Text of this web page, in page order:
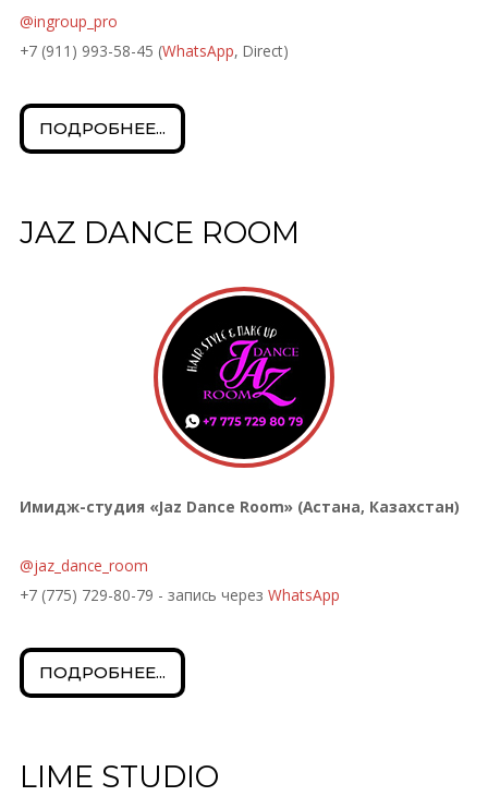
@ingroup_pro
+7 (911) 993-58-45 (WhatsApp, Direct)
ПОДРОБНЕЕ...
JAZ DANCE ROOM
Имидж-студия «Jaz Dance Room» (Астана, Казахстан)
@jaz_dance_room
+7 (775) 729-80-79 - запись через WhatsApp
ПОДРОБНЕЕ...
LIME STUDIO